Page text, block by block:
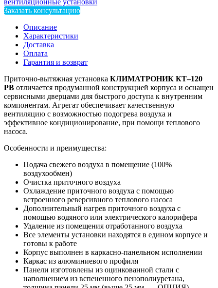
вентиляционные установки
Заказать консультацию
Описание
Характеристики
Доставка
Оплата
Гарантия и возврат
Приточно-вытяжная установка КЛИМАТРОНИК КТ–120
РВ отличается продуманной конструкцией корпуса и оснащен
сервисными дверцами для быстрого доступа к внутренним
компонентам. Агрегат обеспечивает качественную
вентиляцию с возможностью подогрева воздуха и
эффективное кондиционирование, при помощи теплового
насоса.
Особенности и преимущества:
Подача свежего воздуха в помещение (100%
воздухообмен)
Очистка приточного воздуха
Охлаждение приточного воздуха с помощью
встроенного реверсивного теплового насоса
Дополнительный нагрев приточного воздуха с
помощью водяного или электрического калорифера
Удаление из помещения отработанного воздуха
Все элементы установки находятся в едином корпусе и
готовы к работе
Корпус выполнен в каркасно-панельном исполнении
Каркас из алюминиевого профиля
Панели изготовлены из оцинкованной стали с
наполнением из вспененного пенополиуретана,